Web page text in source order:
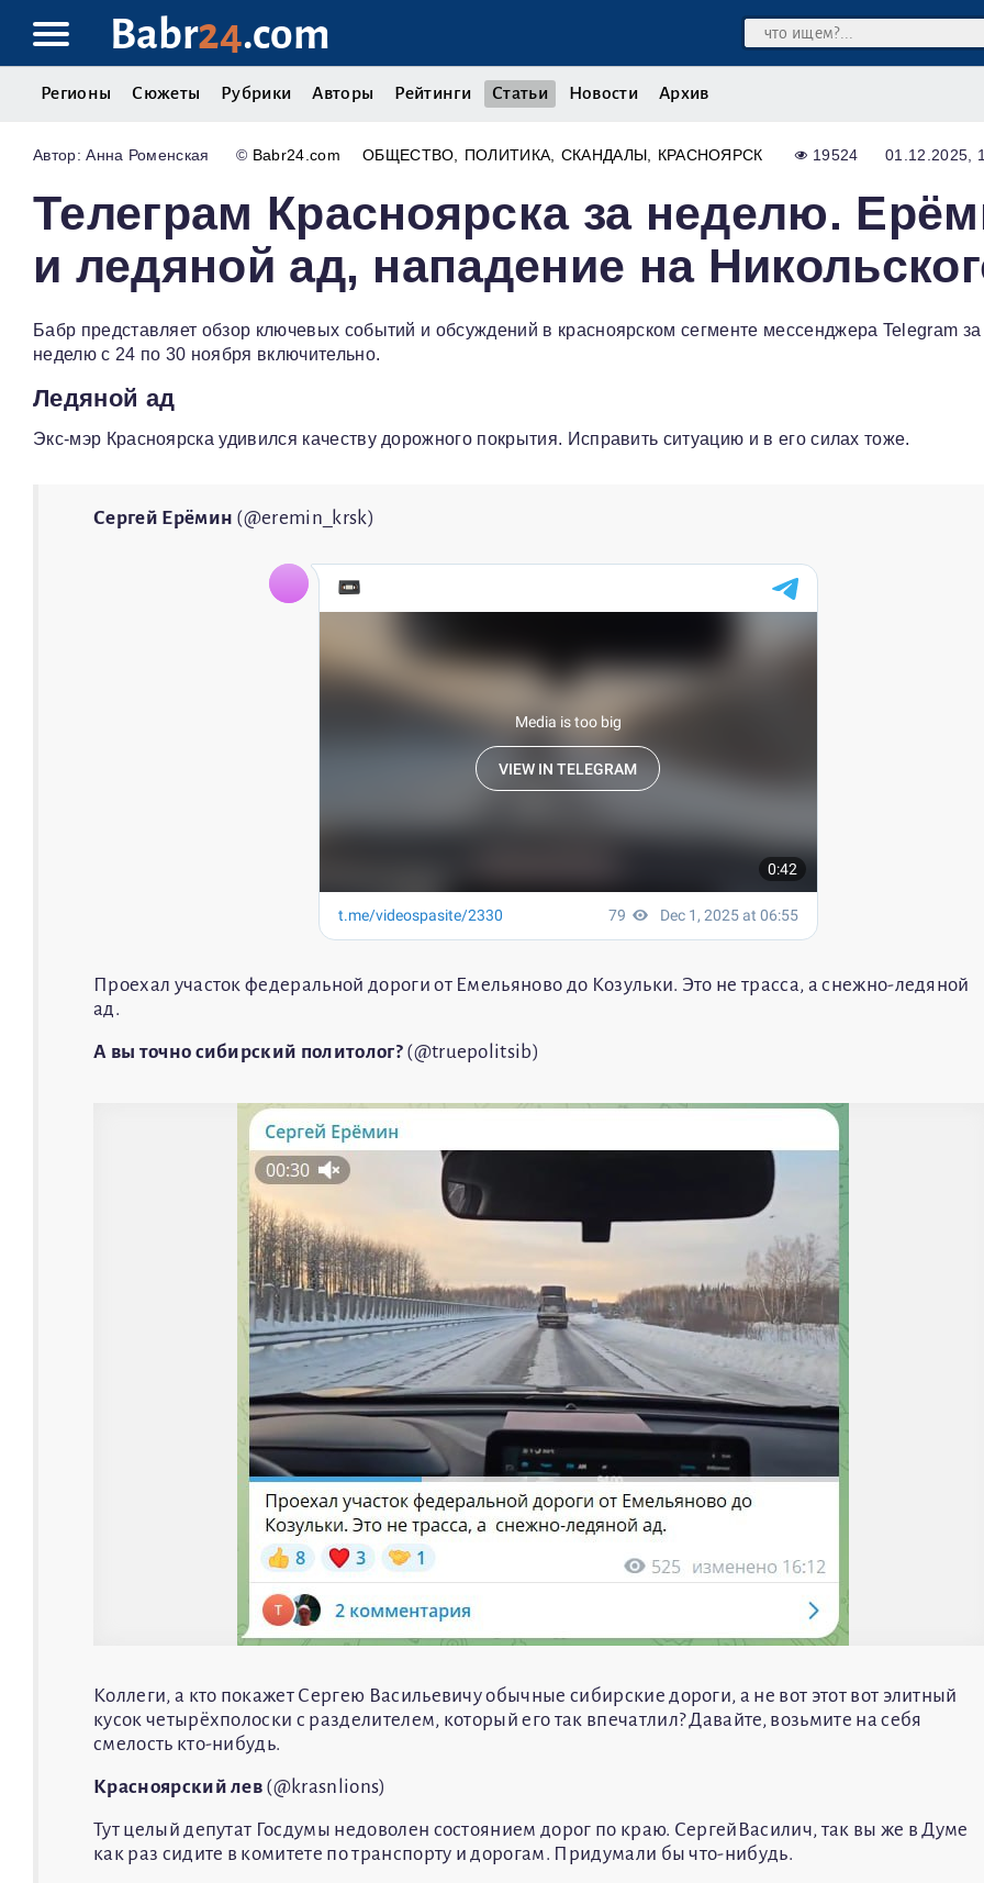
Babr24.com
Регионы Сюжеты Рубрики Авторы Рейтинги Статьи Новости Архив
Анна Роменская © Babr24.com ОБЩЕСТВО ПОЛИТИКА СКАНДАЛЫ КРАСНОЯРСК 19524 01.12.2025,
Телеграм Красноярска за неделю.
и ледяной ад, нападение на
Бабр представляет обзор ключевых событий и обсуждений в красноярском сегменте мессенджера Telegram за
неделю с 24 по 30 ноября включительно.
Ледяной ад
Экс-мэр Красноярска удивился качеству дорожного покрытия. Исправить ситуацию и в его силах тоже.
Сергей Ерёмин (@eremin_krsk)
Проехал участок федеральной дороги от Емельяново до Козульки. Это не трасса, а снежно-ледяной
ад.
А вы точно сибирский политолог?(@truepolitsib)
Коллеги, а кто покажет Сергею Васильевичу обычные сибирские дороги, а не вот этот вот элитный
кусок четырёхполоски с разделителем, который его так впечатлил? Давайте, возьмите на себя
смелость кто-нибудь.
Красноярский лев (@krasnlions)
Тут целый депутат Госдумы недоволен состоянием дорог по краю. СергейВасилич, так вы же в Думе
как раз сидите в комитете по транспорту и дорогам. Придумали бы что-нибудь.